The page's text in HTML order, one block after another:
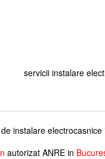
instalare
autorizat ANRE in